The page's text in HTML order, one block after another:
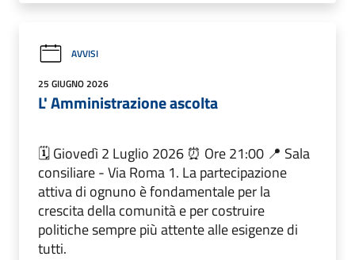
AVVISI
25 GIUGNO 2026
L' Amministrazione ascolta
🗓️ Giovedì 2 Luglio 2026 ⏰ Ore 21:00 📍 Sala
consiliare - Via Roma 1. La partecipazione
attiva di ognuno è fondamentale per la
crescita della comunità e per costruire
politiche sempre più attente alle esigenze di
tutti.